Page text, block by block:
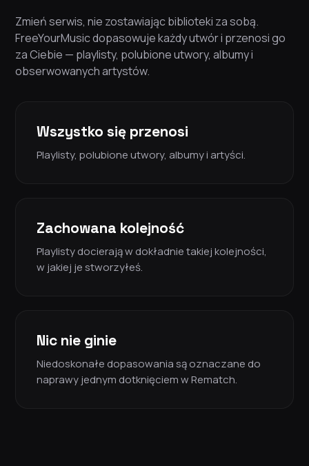
Zmień serwis, nie zostawiając biblioteki za sobą.
FreeYourMusic dopasowuje każdy utwór i przenosi go
za Ciebie — playlisty, polubione utwory, albumy i
obserwowanych artystów.
Wszystko się przenosi
Playlisty, polubione utwory, albumy i artyści.
Zachowana kolejność
Playlisty docierają w dokładnie takiej kolejności,
w jakiej je stworzyłeś.
Nic nie ginie
Niedoskonałe dopasowania są oznaczane do
naprawy jednym dotknięciem w Rematch.